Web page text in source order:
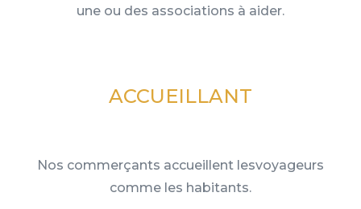
une ou des associations à aider.
ACCUEILLANT
Nos commerçants accueillent lesvoyageurs
comme les habitants.